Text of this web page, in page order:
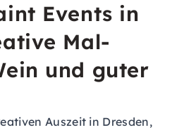
Events in
Mal-
und guter
Auszeit in Dresden,